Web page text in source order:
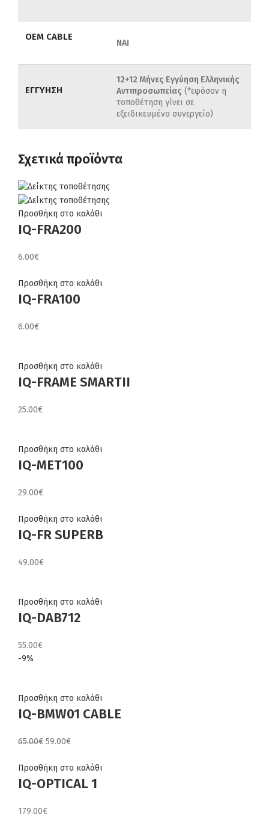
OEM CABLE
ΝΑΙ
ΕΓΓΥΗΣΗ
12+12 Μήνες Εγγύηση Ελληνικής
Αντιπροσωπείας (*εφόσον η
τοποθέτηση γίνει σε
εξειδικευμένο συνεργείο)
Σχετικά προϊόντα
Προσθήκη στο καλάθι
IQ-FRA200
6.00€
Προσθήκη στο καλάθι
IQ-FRA100
6.00€
Προσθήκη στο καλάθι
IQ-FRAME SMARTII
25.00€
Προσθήκη στο καλάθι
IQ-MET100
29.00€
Προσθήκη στο καλάθι
IQ-FR SUPERB
49.00€
Προσθήκη στο καλάθι
IQ-DAB712
55.00€
-9%
Προσθήκη στο καλάθι
IQ-BMW01 CABLE
65.00€ Original
was:
65.00€.
59.00€Η
τιμή
είναι:
Προσθήκη στο καλάθι
IQ-OPTICAL 1
179.00€